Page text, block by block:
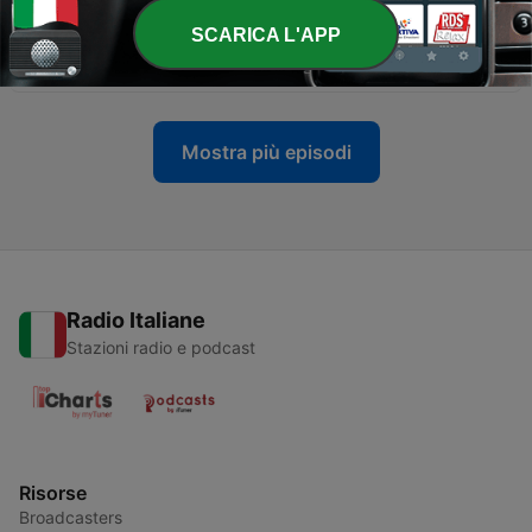
120 - 8. Mollo tutto e cambio vita
21 Giu 2026
Mostra più episodi
Radio Italiane
Stazioni radio e podcast
Risorse
Broadcasters
SCARICA L'APP